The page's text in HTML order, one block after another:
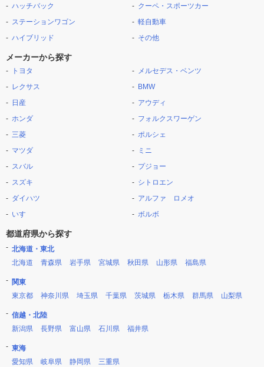
ハッチバック
ステーションワゴン
ハイブリッド
クーペ・スポーツカー
軽自動車
その他
メーカーから探す
トヨタ
レクサス
日産
ホンダ
三菱
マツダ
スバル
スズキ
ダイハツ
いすゞ
メルセデス・ベンツ
BMW
アウディ
フォルクスワーゲン
ポルシェ
ミニ
プジョー
シトロエン
アルファ ロメオ
ボルボ
都道府県から探す
北海道・東北
北海道
青森県 岩手県 宮城県 秋田県 山形県 福島県
関東
東京都
神奈川県 埼玉県 千葉県 茨城県 栃木県 群馬県 山梨県
信越・北陸
新潟県
長野県 富山県 石川県 福井県
東海
愛知県
岐阜県 静岡県 三重県